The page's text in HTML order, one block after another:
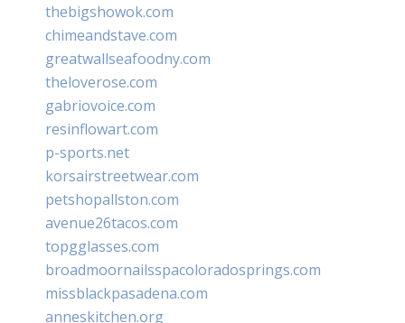
thebigshowok.com
chimeandstave.com
greatwallseafoodny.com
theloverose.com
gabriovoice.com
resinflowart.com
p-sports.net
korsairstreetwear.com
petshopallston.com
avenue26tacos.com
topgglasses.com
broadmoornailsspacoloradosprings.com
missblackpasadena.com
anneskitchen.org